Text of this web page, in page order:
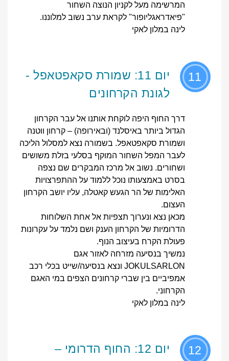
המרשימה מעל לקניון הנוצה השחור
"פיאדראגליופור" לקראת ערב נשוב למלוננו.
לינה במלון לאקי
11
יום 11: שמורת סקאפטאפל -
לגונת הקרחונים
דרך החוף היפה לוקחת אותנו אל עבר הקרחון
הגדול ביותר באיסלנד (ובאירופה) – קרחון ווטנה
ושמורת סקאפטאפל. בשמורה נצא למסלול הליכה
לעבר המפל השחור המוקף בסלעי בזלת משושים
ושחורים. נשוב אל מרכז המבקרים שם נצפה
בסרט באמצעותו נוכל ללמוד על ההתפרצויות
האלימות של הר הגעש קאטלה, עליו יושב הקרחון
העצום.
מכאן נצא ונערוך תצפיות אל אחת השלוחות
הדרומיות של הקרחון הענק ושם נלמד על עקרונות
פעולת הקרח בעיצוב הנוף.
נמשיך בנסיעה מזרחה לאזור אגם
JOKULSARLON ונצא בנסיעה/שייט בכלי רכב
אמפיביים בין שברי קרחונים הצפים במי האגם
הקרחוני.
לינה במלון לאקי
12
יום 12: החוף הדרומי –